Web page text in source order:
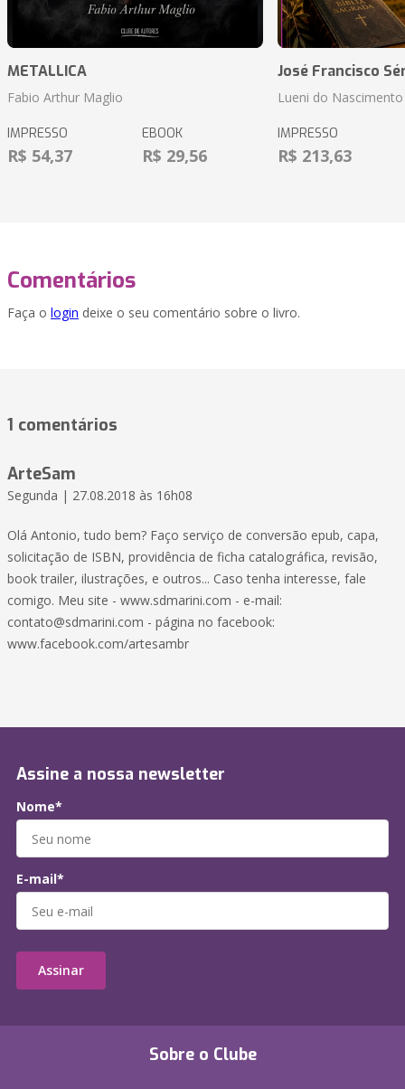
METALLICA
Fabio Arthur Maglio
IMPRESSO
R$ 54,37
EBOOK
R$ 29,56
José Francisco
Lueni do
IMPRESSO
R$ 213,63
Comentários
Faça o login deixe o seu comentário sobre o livro.
1 comentários
ArteSam
Segunda | 27.08.2018 às 16h08
Olá Antonio, tudo bem? Faço serviço de conversão epub, capa,
solicitação de ISBN, providência de ficha catalográfica, revisão,
book trailer, ilustrações, e outros... Caso tenha interesse, fale
comigo. Meu site - www.sdmarini.com - e-mail:
contato@sdmarini.com - página no facebook:
www.facebook.com/artesambr
Sobre o Clube
Assine a nossa newsletter
Nome*
E-mail*
Assinar